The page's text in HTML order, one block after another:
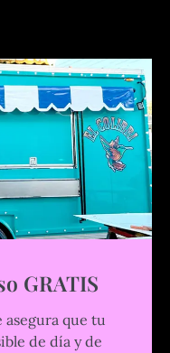
GRATIS
que tu
de día y de